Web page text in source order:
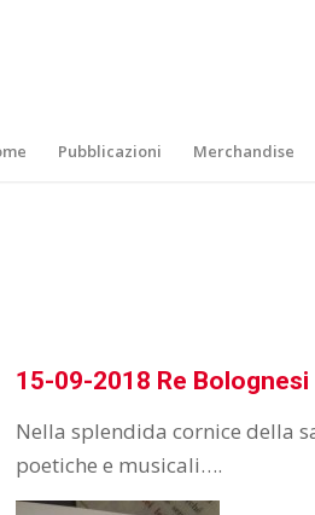
Pubblicazioni Merchandise
15-09-2018 Re
Nella splendida cornice della
poetiche e musicali….